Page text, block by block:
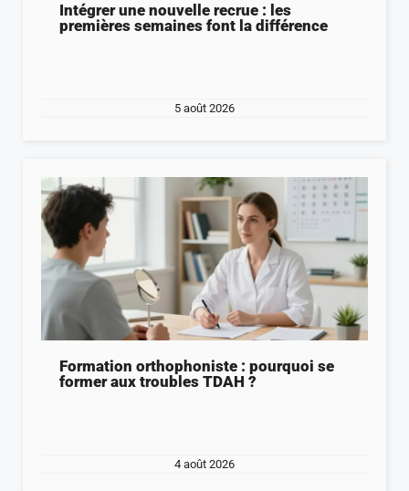
Intégrer une nouvelle recrue : les
premières semaines font la différence
5 août 2026
Formation orthophoniste : pourquoi se
former aux troubles TDAH ?
4 août 2026